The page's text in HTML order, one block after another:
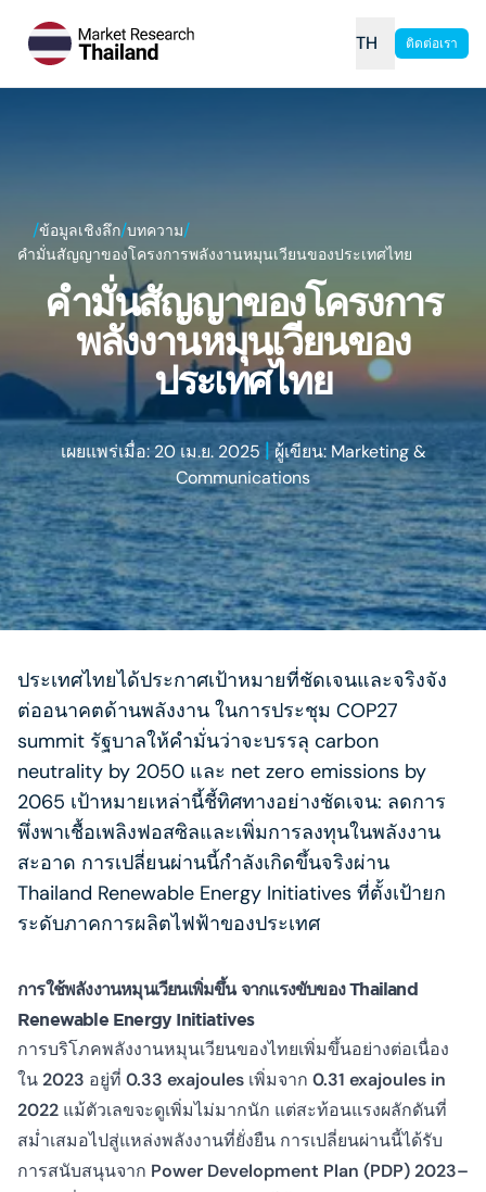
TH ติดต่อเรา
/ข้อมูลเชิงลึก/บทความ/
คำมั่นสัญญาของโครงการพลังงานหมุนเวียนของประเทศไทย
คำมั่นสัญญาของโครงการ
พลังงานหมุนเวียนของ
ประเทศไทย
เผยแพร่เมื่อ: 20 เม.ย. 2025 |ผู้เขียน: Marketing &
Communications
ประเทศไทยได้ประกาศเป้าหมายที่ชัดเจนและจริงจัง
ต่ออนาคตด้านพลังงาน ในการประชุม COP27
summit รัฐบาลให้คำมั่นว่าจะบรรลุ carbon
neutrality by 2050 และ net zero emissions by
2065 เป้าหมายเหล่านี้ชี้ทิศทางอย่างชัดเจน: ลดการ
พึ่งพาเชื้อเพลิงฟอสซิลและเพิ่มการลงทุนในพลังงาน
สะอาด การเปลี่ยนผ่านนี้กำลังเกิดขึ้นจริงผ่าน
Thailand Renewable Energy Initiatives ที่ตั้งเป้ายก
ระดับภาคการผลิตไฟฟ้าของประเทศ
การใช้พลังงานหมุนเวียนเพิ่มขึ้น จากแรงขับของ Thailand
Renewable Energy Initiatives
การบริโภคพลังงานหมุนเวียนของไทยเพิ่มขึ้นอย่างต่อเนื่อง
ใน2023 อยู่ที่ 0.33 exajoules เพิ่มจาก 0.31 exajoules in
2022 แม้ตัวเลขจะดูเพิ่มไม่มากนัก แต่สะท้อนแรงผลักดันที่
สม่ำเสมอไปสู่แหล่งพลังงานที่ยั่งยืน การเปลี่ยนผ่านนี้ได้รับ
การสนับสนุนจาก Power Development Plan (PDP) 2023–